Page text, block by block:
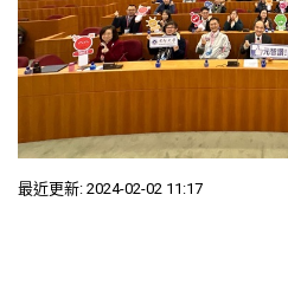
最近更新: 2024-02-02 11:17